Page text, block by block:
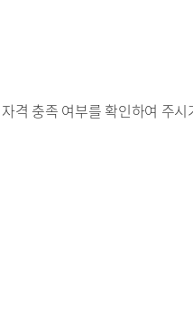
격 충족 여부를 확인하여 주시